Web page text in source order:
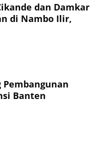
dan Damkar
di Nambo Ilir,
Banten